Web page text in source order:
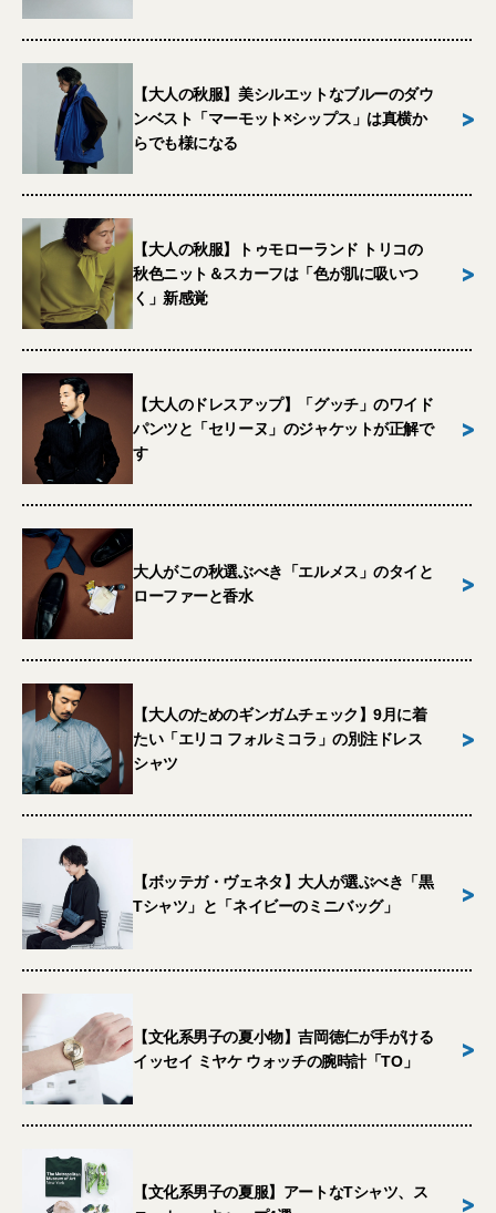
【大人の秋服】美シルエットなブルーのダウ
ンベスト「マーモット×シップス」は真横か
らでも様になる
>
【大人の秋服】トゥモローランド トリコの
秋色ニット＆スカーフは「色が肌に吸いつ
く」新感覚
>
【大人のドレスアップ】「グッチ」のワイド
パンツと「セリーヌ」のジャケットが正解で
す
>
大人がこの秋選ぶべき「エルメス」のタイと
ローファーと香水
>
【大人のためのギンガムチェック】9月に着
たい「エリコ フォルミコラ」の別注ドレス
シャツ
>
【ボッテガ・ヴェネタ】大人が選ぶべき「黒
Tシャツ」と「ネイビーのミニバッグ」
>
【文化系男子の夏小物】吉岡徳仁が手がける
イッセイ ミヤケ ウォッチの腕時計「TO」
>
【文化系男子の夏服】アートなTシャツ、ス
>